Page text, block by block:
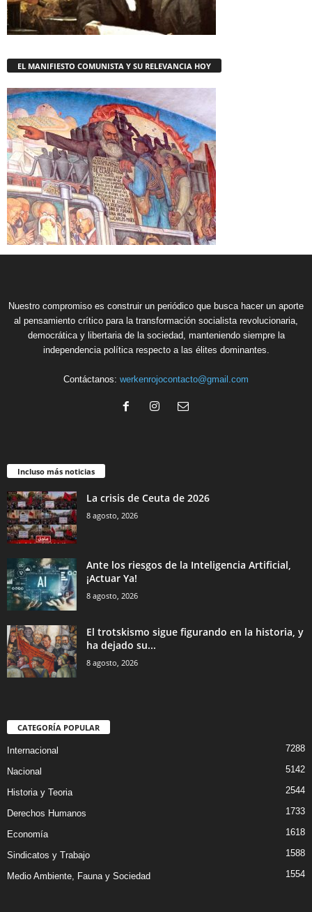
EL MANIFIESTO COMUNISTA Y SU RELEVANCIA HOY
Nuestro compromiso es construir un periódico que busca hacer un aporte
al pensamiento crítico para la transformación socialista revolucionaria,
democrática y libertaria de la sociedad, manteniendo siempre la
independencia política respecto a las élites dominantes.
Contáctanos: werkenrojocontacto@gmail.com
Incluso más noticias
La crisis de Ceuta de 2026
8 agosto, 2026
Ante los riesgos de la Inteligencia Artificial,
¡Actuar Ya!
8 agosto, 2026
El trotskismo sigue figurando en la historia, y
ha dejado su...
8 agosto, 2026
CATEGORÍA POPULAR
Internacional 7288
Nacional 5142
Historia y Teoria 2544
Derechos Humanos 1733
Economía 1618
Sindicatos y Trabajo 1588
Medio Ambiente, Fauna y Sociedad 1554